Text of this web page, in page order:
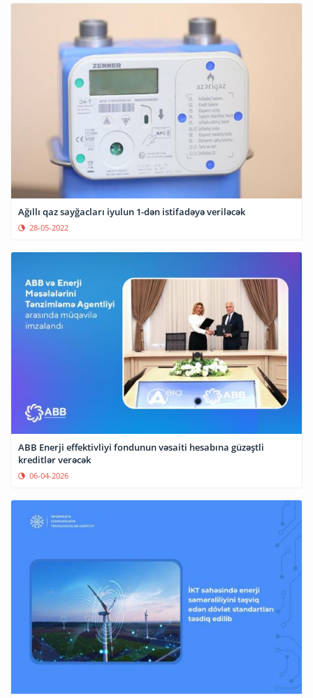
Ağıllı qaz sayğacları iyulun 1-dən istifadəyə veriləcək
28-05-2022
ABB Enerji effektivliyi fondunun vəsaiti hesabına güzəştli
kreditlər verəcək
06-04-2026